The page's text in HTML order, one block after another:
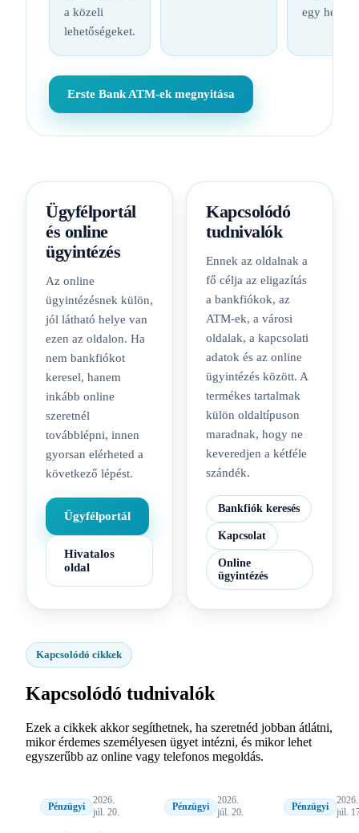
a közeli
lehetőségeket.
egy
Erste Bank ATM-ek megnyitása
Ügyfélportál
és online
ügyintézés
Az online
ügyintézésnek külön,
jól látható helye van
ezen az oldalon. Ha
nem bankfiókot
keresel, hanem
inkább online
szeretnél
továbblépni, innen
gyorsan elérheted a
következő lépést.
Ügyfélportál
Hivatalos
oldal
Kapcsolódó
tudnivalók
Ennek az oldalnak a
fő célja az eligazítás
a bankfiókok, az
ATM-ek, a városi
oldalak, a kapcsolati
adatok és az online
ügyintézés között. A
termékes tartalmak
külön oldaltípuson
maradnak, hogy ne
keveredjen a kétféle
szándék.
Bankfiók keresés
Kapcsolat
Online
ügyintézés
Kapcsolódó cikkek
Kapcsolódó tudnivalók
Ezek a cikkek akkor segíthetnek, ha szeretnéd jobban átlátni,
mikor érdemes személyesen ügyet intézni, és mikor lehet
egyszerűbb az online vagy telefonos megoldás.
Pénzügyi
2026.
júl. 20.
Pénzügyi
2026.
júl. 20.
Pénzügyi
2026.
júl.